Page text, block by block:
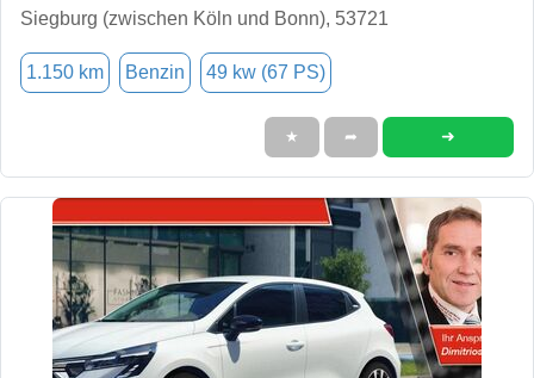
Siegburg (zwischen Köln und Bonn), 53721
1.150 km Benzin 49 kw (67 PS)
★ ➦ ➜